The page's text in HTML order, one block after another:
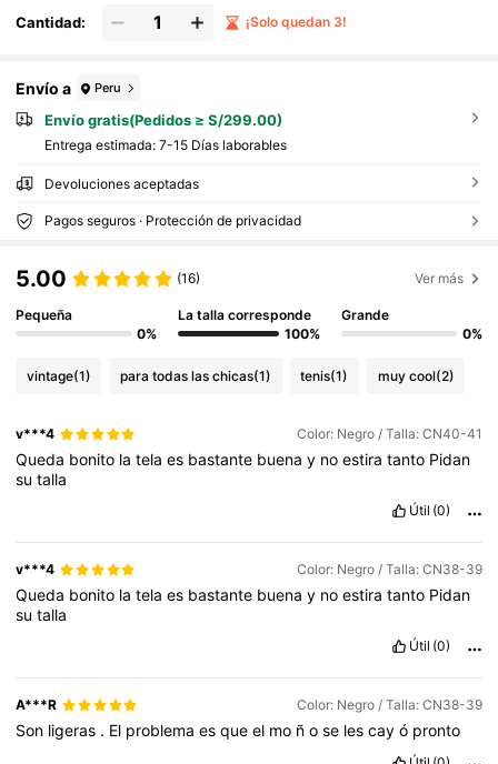
Cantidad: ¡Solo quedan 3!
Envío a Peru
Envío gratis(Pedidos ≥ S/299.00)
Entrega estimada: 7-15 Días laborables
Devoluciones aceptadas
Pagos seguros · Protección de privacidad
5.00 (16) Ver más
Pequeña
0%
La talla corresponde
100%
Grande
0%
vintage(1) para todas las chicas(1) tenis(1) muy cool(2)
v***4 Color: Negro / Talla: CN40-41
Queda bonito latelaes bastante buenay noestiratanto Pidan
sutalla
Útil (0)
v***4 Color: Negro / Talla: CN38-39
Queda bonito latelaes bastante buenay noestiratanto Pidan
sutalla
Útil (0)
A***R Color: Negro / Talla: CN38-39
Son ligeras . El problemaesqueel mo ñose lescayó pronto